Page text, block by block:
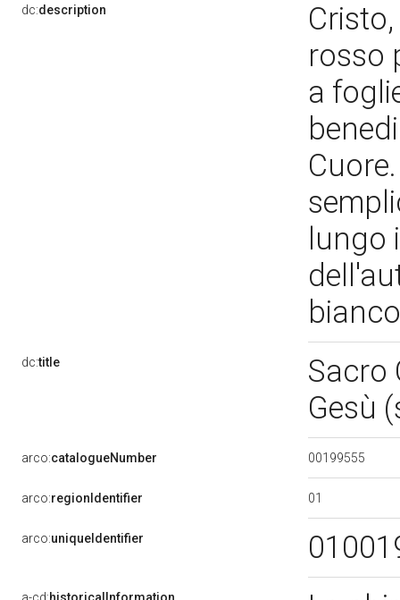
dc:description
rosso
a
lungo
dc:title
Sacro
Gesù
arco:catalogueNumber 00199555
arco:regionIdentifier 01
arco:uniqueIdentifier